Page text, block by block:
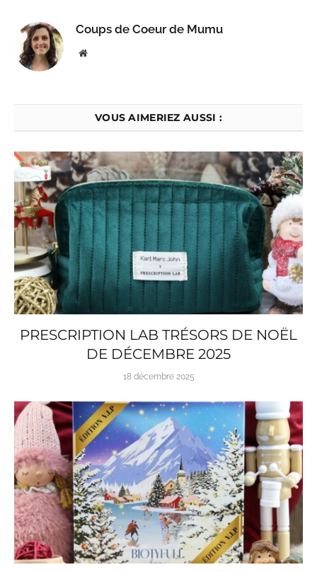
Coups de Coeur de Mumu
Website
VOUS AIMERIEZ AUSSI :
PRESCRIPTION LAB TRÉSORS DE NOËL
DE DÉCEMBRE 2025
18 décembre 2025